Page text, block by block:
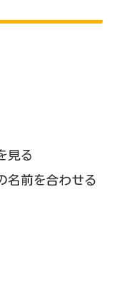
見る
名前を合わせる